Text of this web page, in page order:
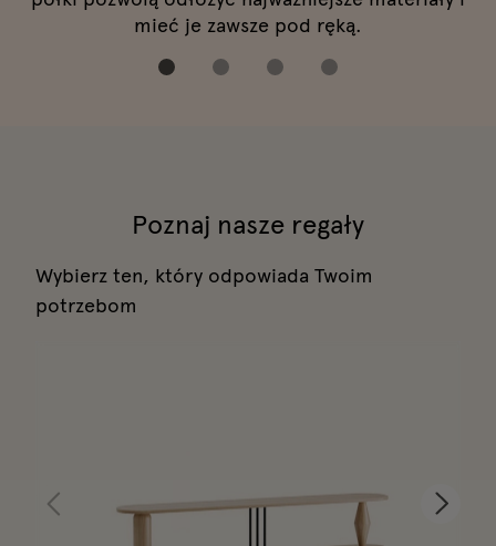
mieć je zawsze pod ręką.
Poznaj nasze regały
Wybierz ten, który odpowiada Twoim
potrzebom